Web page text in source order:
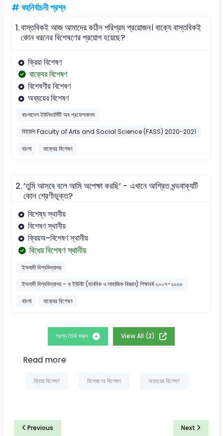
# বহুনির্বাচনী প্রশ্ন
1.বাস্তবিকই আজ আমাদের কঠিন পরিশ্রম প্রয়োজন। বাক্যে বাস্তবিকই
কোন ধরনের বিশেষণের প্রয়োগ হয়েছে?
ক্রিয়া বিশেষণ
বাক্যের বিশেষণ
বিশেষণীয় বিশেষণ
অব্যয়ের বিশেষণ
বাংলাদেশ ইউনিভার্সিটি অব প্রফেশনালস
বিইউপি Faculty of Arts and Social Science (FASS) 2020-2021
বাংলা
বাক্যের বিশেষণ
2.’তুমি আসবে বলে আমি অপেক্ষা করছি’ - এখানে আশ্রিত খন্ডবাক্যটি
কোন শ্রেণীভূক্ত?
বিশেষ্য স্থানীয়
বিশেষণ স্থানীয়
ক্রিয়অ-বিশেষণ স্থানীয়
বিধেয় বিশেষণ স্থানীয়
ইসলামী বিশ্ববিদ্যালয়
ইসলামী বিশ্ববিদ্যালয় - খ ইউনিট (মানবিক ও সামাজিক বিজ্ঞান) শিক্ষাবর্ষ ২০০৭-২০০৮
বাংলা
বাক্যের বিশেষণ
প্রশ্ন তৈরি করুন View All (2)
Read more
ক্রিয়া বিশেষণ বিশেষণের বিশেষণ অব্যয়ের বিশেষণ
Previous Next